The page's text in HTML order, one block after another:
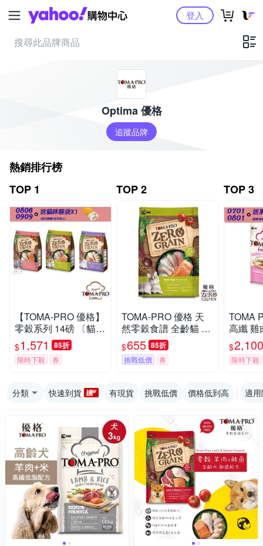
Yahoo購物中心登入
Optima 優格
追蹤品牌
熱銷排行榜
TOP 1
【TOMA-PRO 優格】
零穀系列 14磅 〔貓飼
料 貓糧 5種魚 鮭魚 體
重管理〕
$1,571 85折
限時下殺 券
TOP 2
TOMA-PRO 優格 天
然零穀食譜 全齡貓 化
毛配方(5種魚)5.5磅
$655 85折
挑戰低價 券
TOP 3
TOMA
高纖 雞
飼料
$2,100
限時下殺
分類 快速到貨 有現貨 挑戰低價 價格低到高 適